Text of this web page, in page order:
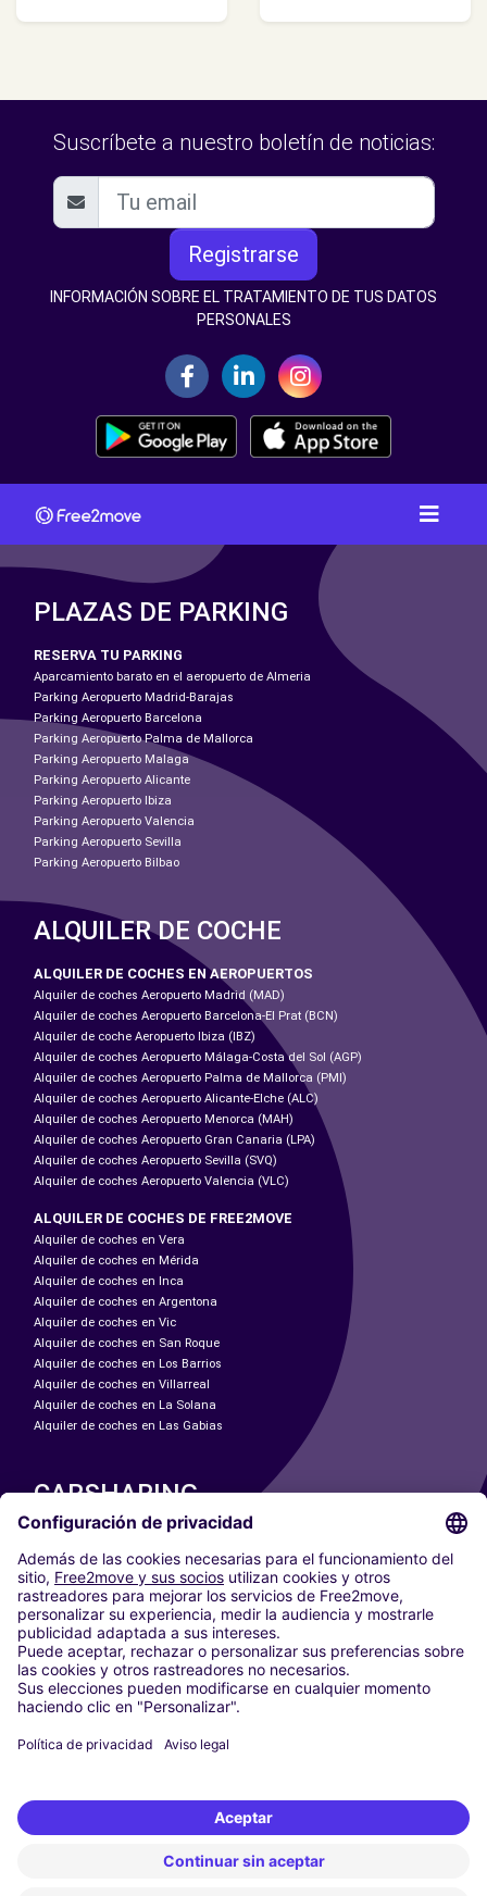
Suscríbete a nuestro boletín de noticias:
Registrarse
INFORMACIÓN SOBRE EL TRATAMIENTO DE TUS DATOS
PERSONALES
PLAZAS DE PARKING
RESERVA TU PARKING
Aparcamiento barato en el aeropuerto de Almeria
Parking Aeropuerto Madrid-Barajas
Parking Aeropuerto Barcelona
Parking Aeropuerto Palma de Mallorca
Parking Aeropuerto Malaga
Parking Aeropuerto Alicante
Parking Aeropuerto Ibiza
Parking Aeropuerto Valencia
Parking Aeropuerto Sevilla
Parking Aeropuerto Bilbao
ALQUILER DE COCHE
ALQUILER DE COCHES EN AEROPUERTOS
Alquiler de coches Aeropuerto Madrid (MAD)
Alquiler de coches Aeropuerto Barcelona-El Prat (BCN)
Alquiler de coche Aeropuerto Ibiza (IBZ)
Alquiler de coches Aeropuerto Málaga-Costa del Sol (AGP)
Alquiler de coches Aeropuerto Palma de Mallorca (PMI)
Alquiler de coches Aeropuerto Alicante-Elche (ALC)
Alquiler de coches Aeropuerto Menorca (MAH)
Alquiler de coches Aeropuerto Gran Canaria (LPA)
Alquiler de coches Aeropuerto Sevilla (SVQ)
Alquiler de coches Aeropuerto Valencia (VLC)
ALQUILER DE COCHES DE FREE2MOVE
Alquiler de coches en Vera
Alquiler de coches en Mérida
Alquiler de coches en Inca
Alquiler de coches en Argentona
Alquiler de coches en Vic
Alquiler de coches en San Roque
Alquiler de coches en Los Barrios
Alquiler de coches en Villarreal
Alquiler de coches en La Solana
Alquiler de coches en Las Gabias
CARSHARING
NUESTRAS CIUDADES
Paris
Madrid
Washington DC
Milán
Roma
Turín
Viena
Berlín
Düsseldorf